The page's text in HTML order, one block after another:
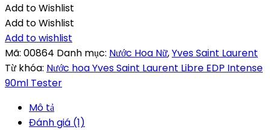
Add to Wishlist
Add to Wishlist
Add to wishlist
Mã: 00864 Danh mục: Nước Hoa Nữ,Yves Saint Laurent
Từ khóa: Nước hoa Yves Saint Laurent Libre EDP Intense
90ml Tester
Mô tả
Đánh giá (1)